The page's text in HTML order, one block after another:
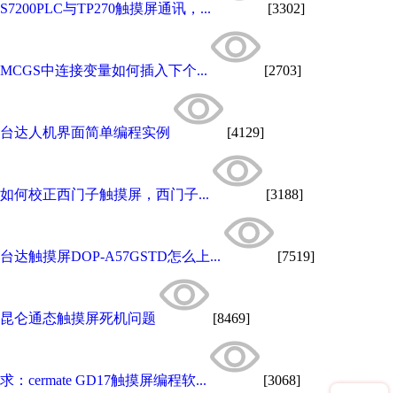
S7200PLC与TP270触摸屏通讯，... [3302]
MCGS中连接变量如何插入下个... [2703]
台达人机界面简单编程实例 [4129]
如何校正西门子触摸屏，西门子... [3188]
台达触摸屏DOP-A57GSTD怎么上... [7519]
昆仑通态触摸屏死机问题 [8469]
求：cermate GD17触摸屏编程软... [3068]